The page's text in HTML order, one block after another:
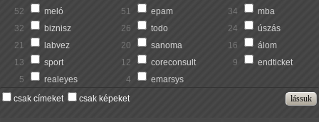
52
meló 51 epam 34
mba
32
biznisz 26 todo 24
úszás
21
labvez 20 sanoma 16
álom
13
sport 12 coreconsult 9
endticket
5
realeyes 4
emarsys
csak címeket
csak képeket